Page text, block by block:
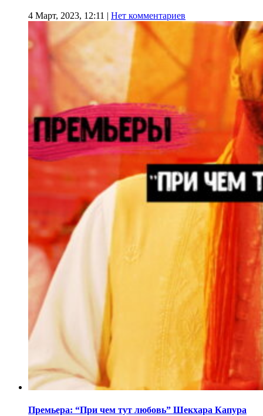
4 Март, 2023, 12:11 | Нет комментариев
Премьера: “При чем тут любовь” Шекхара Капура